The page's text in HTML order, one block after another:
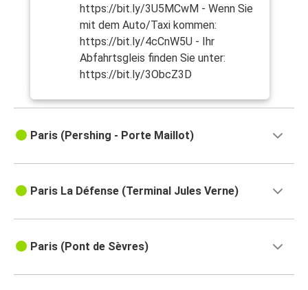
https://bit.ly/3U5MCwM - Wenn Sie
mit dem Auto/Taxi kommen:
https://bit.ly/4cCnW5U - Ihr
Abfahrtsgleis finden Sie unter:
https://bit.ly/3ObcZ3D
Paris (Pershing - Porte Maillot)
Paris La Défense (Terminal Jules Verne)
Paris (Pont de Sèvres)